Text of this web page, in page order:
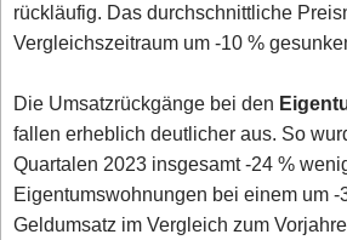
rückläufig. Das durchschnittliche
Vergleichszeitraum um -10 %
Die Umsatzrückgänge bei den
fallen erheblich deutlicher aus. So
Quartalen 2023 insgesamt -24 %
Eigentumswohnungen bei einem um -
Geldumsatz im Vergleich zum